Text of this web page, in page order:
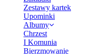
Zestawy kartek
Upominki
Albumy
Chrzest
I Komunia
Bierzmowanie